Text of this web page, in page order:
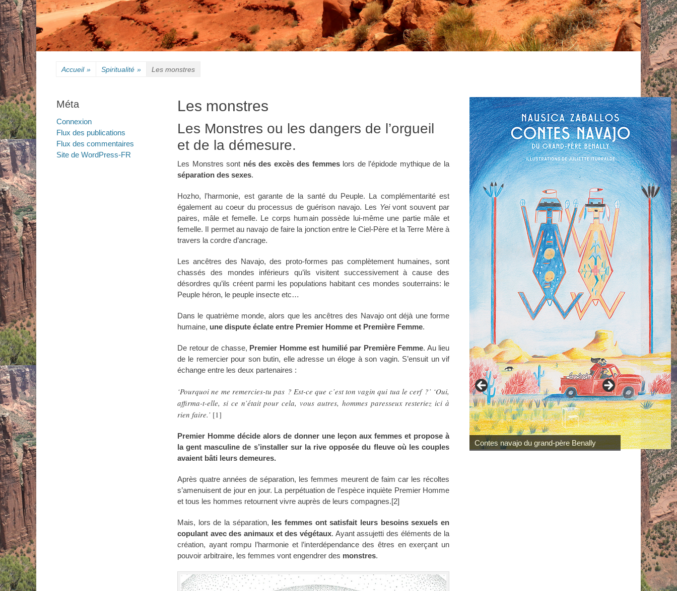
Accueil » Spiritualité » Les monstres
Les monstres
Les Monstres ou les dangers de l’orgueil
et de la démesure.
Les Monstres sont nés des excès des femmeslors de l’épidode mythique de la
séparation des sexes.
Hozho, l’harmonie, est garante de la santé du Peuple. La complémentarité est
également au coeur du processus de guérison navajo. Les Yeivont souvent par
paires, mâle et femelle. Le corps humain possède lui-même une partie mâle et
femelle. Il permet au navajo de faire la jonction entre le Ciel-Père et la Terre Mère à
travers la cordre d’ancrage.
Les ancêtres des Navajo, des proto-formes pas complètement humaines, sont
chassés des mondes inférieurs qu’ils visitent successivement à cause des
désordres qu’ils créent parmi les populations habitant ces mondes souterrains: le
Peuple héron, le peuple insecte etc…
Dans le quatrième monde, alors que les ancêtres des Navajo ont déjà une forme
humaine, une dispute éclate entre Premier Homme et Première Femme.
De retour de chasse, Premier Homme est humilié par Première Femme. Au lieu
de le remercier pour son butin, elle adresse un éloge à son vagin. S’ensuit un vif
échange entre les deux partenaires :
‘Pourquoi ne me remercies-tu pas ? Est-ce que c’est ton vagin qui tua le cerf ?’ ‘Oui,
affirma-t-elle, si ce n’était pour cela, vous autres, hommes paresseux resteriez ici à
rien faire.’ [1]
Premier Homme décide alors de donner une leçon aux femmes et propose à
la gent masculine de s’installer sur la rive opposée du fleuve où les couples
avaient bâti leurs demeures.
Après quatre années de séparation, les femmes meurent de faim car les récoltes
s’amenuisent de jour en jour. La perpétuation de l’espèce inquiète Premier Homme
et tous les hommes retournent vivre auprès de leurs compagnes.[2]
Mais, lors de la séparation, les femmes ont satisfait leurs besoins sexuels en
copulant avec des animaux et des végétaux. Ayant assujetti des éléments de la
création, ayant rompu l’harmonie et l’interdépendance des êtres en exerçant un
pouvoir arbitraire, les femmes vont engendrer des monstres.
Contes navajo du grand-père Benally
Méta
Connexion
Flux des publications
Flux des commentaires
Site de WordPress-FR